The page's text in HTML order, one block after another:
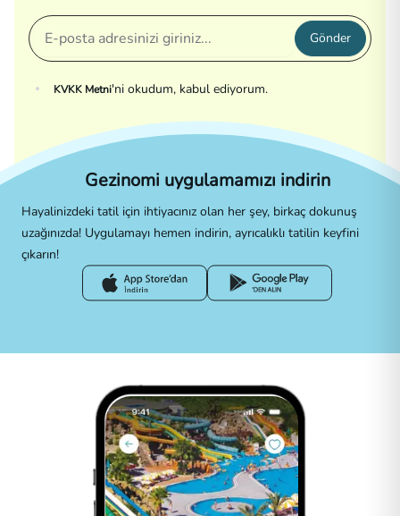
Gönder
KVKK Metni'ni okudum, kabul ediyorum.
Gezinomi uygulamamızı indirin
Hayalinizdeki tatil için ihtiyacınız olan her şey, birkaç dokunuş
uzağınızda! Uygulamayı hemen indirin, ayrıcalıklı tatilin keyfini
çıkarın!